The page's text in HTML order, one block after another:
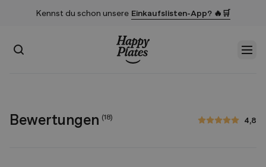
Kennst du schon unsere Einkaufslisten-App? 🔥🛒
Suchen
Bewertungen (18) 4,8
4,8 von 5 Sternen